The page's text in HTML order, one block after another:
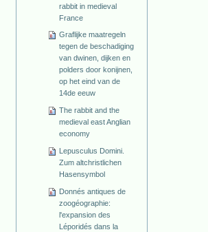
rabbit in medieval
France
Graflijke maatregeln
tegen de beschadiging
van dwinen, dijken en
polders door konijnen,
op het eind van de
14de eeuw
The rabbit and the
medieval east Anglian
economy
Lepusculus Domini.
Zum altchristlichen
Hasensymbol
Donnés antiques de
zoogéographie:
l'expansion des
Léporidés dans la